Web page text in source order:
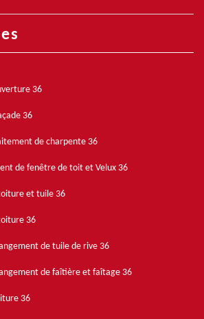
36
36
de charpente 36
de fenêtre de toit et Velux 36
et tuile 36
36
de tuile de rive 36
de faîtière et faîtage 36
36